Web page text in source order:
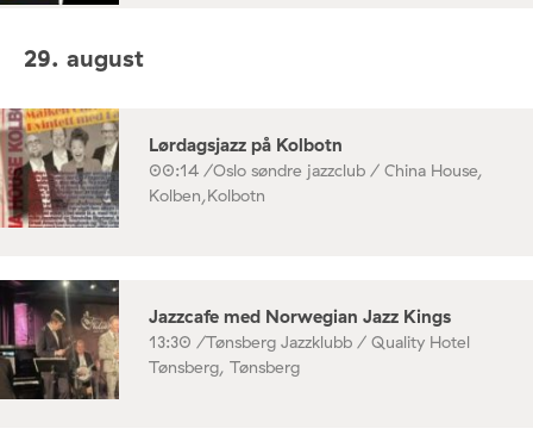
29. august
Lørdagsjazz på Kolbotn
00:14 /Oslo søndre jazzclub / China House,
Kolben,Kolbotn
Jazzcafe med Norwegian Jazz Kings
13:30 /Tønsberg Jazzklubb / Quality Hotel
Tønsberg, Tønsberg